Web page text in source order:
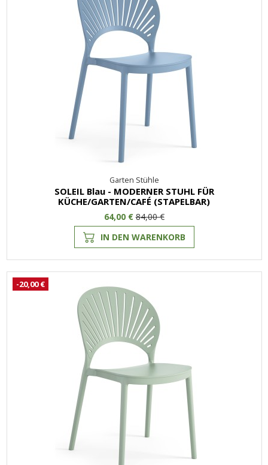
Garten Stühle
SOLEIL Blau - MODERNER STUHL FÜR
KÜCHE/GARTEN/CAFÉ (STAPELBAR)
64,00 €84,00 €
IN DEN WARENKORB
-20,00 €